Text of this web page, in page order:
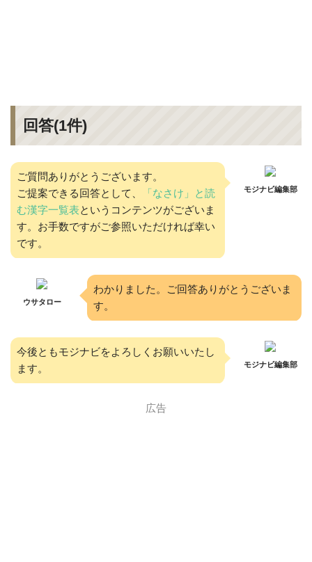
回答(1件)
ご質問ありがとうございます。
ご提案できる回答として、
「なさけ」と読
む漢字一覧表というコンテンツがございま
す。お手数ですがご参照いただければ幸い
です。
モジナビ編集部
ウサタロー
わかりました。ご回答ありがとうございま
す。
今後ともモジナビをよろしくお願いいたし
ます。
モジナビ編集部
広告